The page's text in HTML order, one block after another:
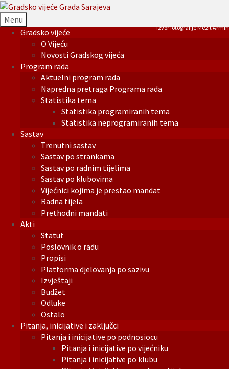
Menu
Gradsko vijeće
O Vijeću
Novosti Gradskog vijeća
Program rada
Aktuelni program rada
Napredna pretraga Programa rada
Statistika tema
Statistika programiranih tema
Statistika neprogramiranih tema
Sastav
Trenutni sastav
Sastav po strankama
Sastav po radnim tijelima
Sastav po klubovima
Vijećnici kojima je prestao mandat
Radna tijela
Prethodni mandati
Akti
Statut
Poslovnik o radu
Propisi
Platforma djelovanja po sazivu
Izvještaji
Budžet
Odluke
Ostalo
Pitanja, inicijative i zaključci
Pitanja i inicijative po podnosiocu
Pitanja i inicijative po vijećniku
Pitanja i inicijative po klubu
Izvor fotografije Mezit Armin